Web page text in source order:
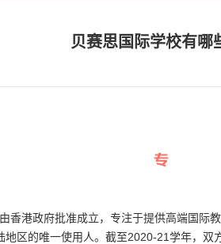
贝赛思国际学校有哪
香港政府批准成立，专注于提供高端国际
地区的唯一使用人。截至2020-21学年，